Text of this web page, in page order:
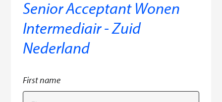
Senior Acceptant Wonen
Intermediair - Zuid
Nederland
First name